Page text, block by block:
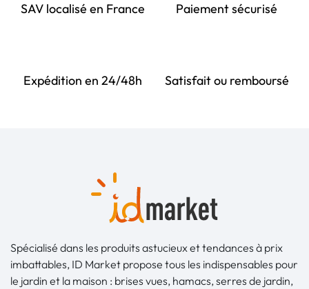
SAV localisé en France Paiement sécurisé
Expédition en 24/48h Satisfait ou remboursé
Spécialisé dans les produits astucieux et tendances à prix
imbattables, ID Market propose tous les indispensables pour
le jardin et la maison : brises vues, hamacs, serres de jardin,